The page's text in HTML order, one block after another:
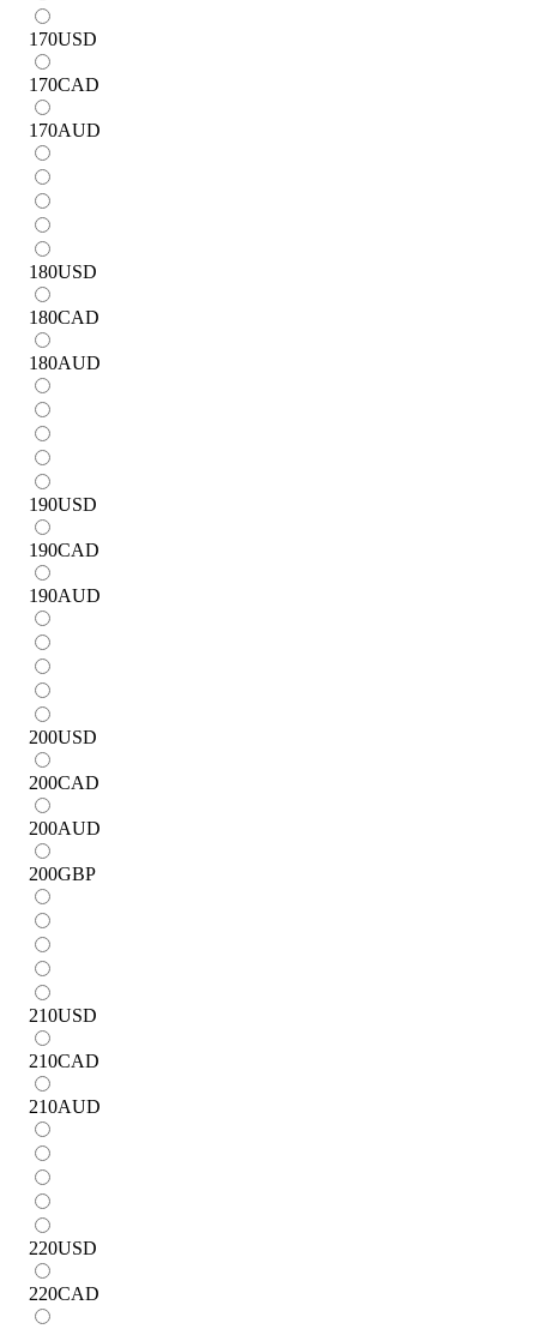
170USD
170CAD
170AUD
180USD
180CAD
180AUD
190USD
190CAD
190AUD
200USD
200CAD
200AUD
200GBP
210USD
210CAD
210AUD
220USD
220CAD